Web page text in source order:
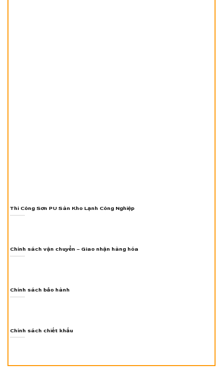
Thi Công Sơn PU Sàn Kho Lạnh Công Nghiệp
Chính sách vận chuyển – Giao nhận hàng hóa
Chính sách bảo hành
Chính sách chiết khấu